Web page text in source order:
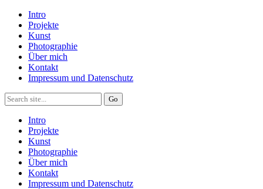
Intro
Projekte
Kunst
Photographie
Über mich
Kontakt
Impressum und Datenschutz
Intro
Projekte
Kunst
Photographie
Über mich
Kontakt
Impressum und Datenschutz